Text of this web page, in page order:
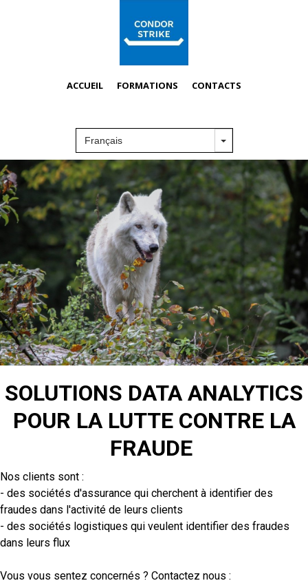
SOLUTIONS DATA ANALYTICS
POUR LA LUTTE CONTRE LA
FRAUDE
ACCUEIL FORMATIONS CONTACTS
Nos clients sont :
- des sociétés d'assurance qui cherchent à identifier des
fraudes dans l'activité de leurs clients
- des sociétés logistiques qui veulent identifier des fraudes
dans leurs flux
Vous vous sentez concernés ? Contactez nous :